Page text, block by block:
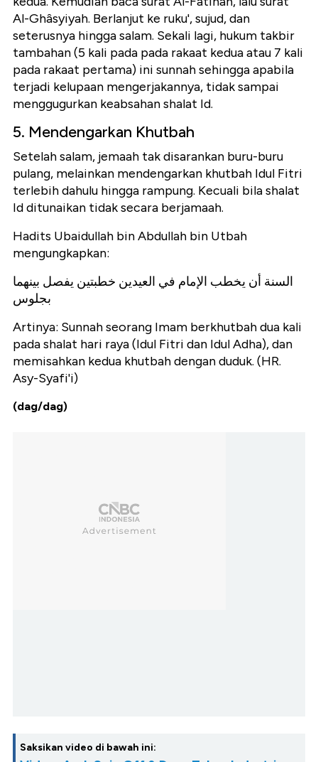
Al-Ghâsyiyah. Berlanjut ke ruku', sujud, dan
seterusnya hingga salam. Sekali lagi, hukum takbir
tambahan (5 kali pada pada rakaat kedua atau 7 kali
pada rakaat pertama) ini sunnah sehingga apabila
terjadi kelupaan mengerjakannya, tidak sampai
menggugurkan keabsahan shalat Id.
5. Mendengarkan Khutbah
Setelah salam, jemaah tak disarankan buru-buru
pulang, melainkan mendengarkan khutbah Idul Fitri
terlebih dahulu hingga rampung. Kecuali bila shalat
Id ditunaikan tidak secara berjamaah.
Hadits Ubaidullah bin Abdullah bin Utbah
mengungkapkan:
السنة أن يخطب الإمام في العيدين خطبتين يفصل بينهما
بجلوس
Artinya: Sunnah seorang Imam berkhutbah dua kali
pada shalat hari raya (Idul Fitri dan Idul Adha), dan
memisahkan kedua khutbah dengan duduk. (HR.
Asy-Syafi'i)
(dag/dag)
Saksikan video di bawah ini: